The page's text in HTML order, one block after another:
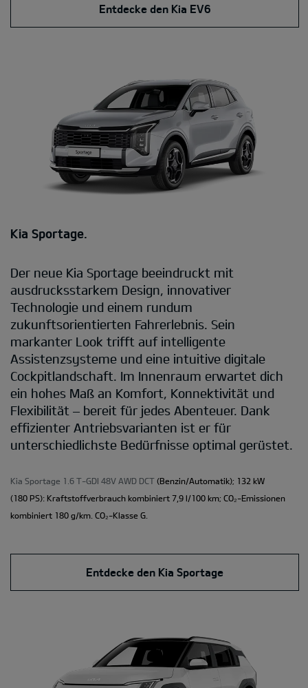
Entdecke den Kia EV6
Kia Sportage.
Der neue Kia Sportage beeindruckt mit
ausdrucksstarkem Design, innovativer
Technologie und einem rundum
zukunftsorientierten Fahrerlebnis. Sein
markanter Look trifft auf intelligente
Assistenzsysteme und eine intuitive digitale
Cockpitlandschaft. Im Innenraum erwartet dich
ein hohes Maß an Komfort, Konnektivität und
Flexibilität – bereit für jedes Abenteuer. Dank
effizienter Antriebsvarianten ist er für
unterschiedlichste Bedürfnisse optimal gerüstet.
Kia Sportage 1.6 T-GDI 48V AWD DCT (Benzin/Automatik); 132 kW
(180 PS): Kraftstoffverbrauch kombiniert 7,9 l/100 km; CO₂-Emissionen
kombiniert 180 g/km. CO₂-Klasse G.
Entdecke den Kia Sportage